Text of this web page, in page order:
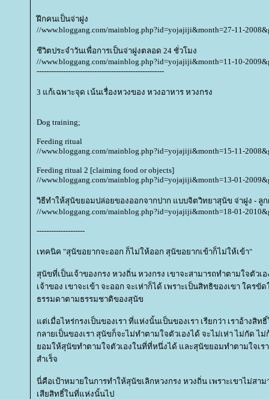
ฝึกคนเป็นจ่าฝูง
//www.bloggang.com/mainblog.php?id=yojajiji&month=27-11-
ชีวิตประจำวันเพื่อการเป็นจ่าฝูงตลอด 24 ชั่วโมง
//www.bloggang.com/mainblog.php?id=yojajiji&month=11-10-
-----------------------------------------------------
3 แก้เฉพาะจุด เน้นเรื่องหวงของ หวงอาหาร หวงกรง
Dog training;
Feeding ritual
//www.bloggang.com/mainblog.php?id=yojajiji&month=15-11-
Feeding ritual 2 [claiming food or objects]
//www.bloggang.com/mainblog.php?id=yojajiji&month=13-01-
วิธีทำให้สุนัขยอมปล่อยของออกจากปาก แบบจิตวิทยาสุนัข จ่าฝูง - ลูก
//www.bloggang.com/mainblog.php?id=yojajiji&month=18-01-
--------------------
เทคนิค "สุนัขอยากจะออก ก็ไม่ให้ออก สุนัขอยากเข้าก็ไม่ให้เข้า"
สุนัขที่เป็นเจ้าของกรง หวงถิ่น หวงกรง เขาจะสามารถทำตามใจตัวเ
เจ้าของ เขาจะเข้า จะออก จะเห่าก็ได้ เพราะเป็นสิทธิของเขา ใคร
ธรรมดาตามธรรมชาติของสุนัข
ต่เมื่อไหร่กรงเป็นของเรา ที่แห่งนั้นเป็นของเรา เรียกว่า เราอ้างสิ
กลายเป็นของเรา สุนัขก็จะไม่ทำตามใจตัวเองได้ จะไม่เห่า ไม่กัด ไม่
อมให้สุนัขทำตามใจตัวเองในที่ที่หนึ่งได้ และสุนัขยอมทำตามใจเรา
สำเร็จ
นี่คือเป้าหมายในการทำให้สุนัขเลิกหวงกรง หวงถิ่น เพราะเขาไม่สา
เสียสิทธิ์ในที่แห่งนั้นไป